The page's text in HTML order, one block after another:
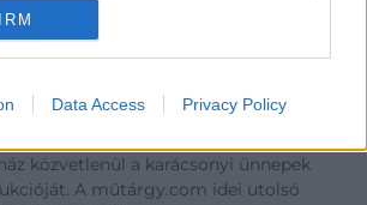
Data Access Privacy Policy
közvetlenül a karácsonyi ünnepek
A műtárgy.com idei utolsó